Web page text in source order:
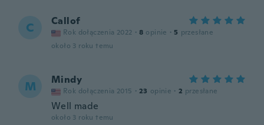
C Callof
Rok dołączenia 2022 · 8 opinie · 5 przesłane
około 3 roku temu
M Mindy
Rok dołączenia 2015 · 23 opinie · 2 przesłane
Well made
około 3 roku temu